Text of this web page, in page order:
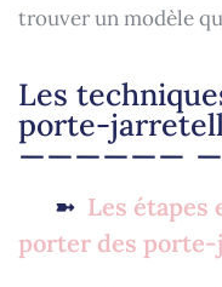
trouver un modèle
Les
porte-
Les étapes
porter des